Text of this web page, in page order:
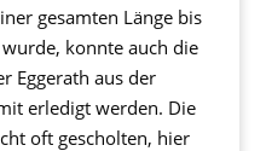
gesamten Länge bis
konnte auch die
Eggerath aus der
erledigt werden. Die
oft gescholten, hier